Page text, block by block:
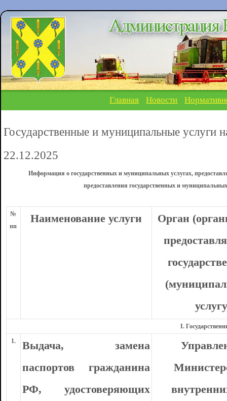
Главная Новости
Государственные и муниципальные
22.12.2025
Информация о государственных и муниципальных услугах,
предоставления государственных и
№
пп
Наименование услуги
Орган
услугу
I.
1.
Выдача, замена
паспортов гражданина
РФ, удостоверяющих